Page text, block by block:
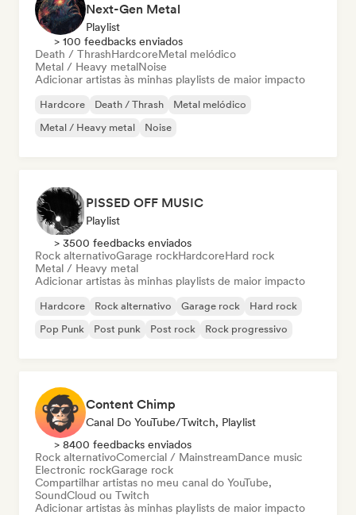
Next-Gen Metal
Playlist
> 100 feedbacks enviados
Death / ThrashHardcoreMetal melódico
Metal / Heavy metalNoise
Adicionar artistas às minhas playlists de maior impacto
Hardcore Death / Thrash
Metal melódico
Metal / Heavy metal
Noise
PISSED OFF MUSIC
Playlist
> 3500 feedbacks enviados
Rock alternativoGarage rockHardcoreHard rock
Metal / Heavy metal
Adicionar artistas às minhas playlists de maior impacto
Hardcore Rock alternativo Garage rock
Hard rock
Pop Punk
Post punk Post rock Rock progressivo
Content Chimp
Canal Do YouTube/Twitch, Playlist
> 8400 feedbacks enviados
Rock alternativoComercial / MainstreamDance music
Electronic rockGarage rock
Compartilhar artistas no meu canal do YouTube,
SoundCloud ou Twitch
Adicionar artistas às minhas playlists de maior impacto